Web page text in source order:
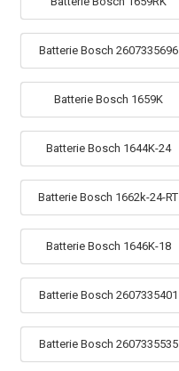
Batterie Bosch 2607335696
Batterie Bosch 1659K
Batterie Bosch 1644K-24
Batterie Bosch 1662k-24-RT
Batterie Bosch 1646K-18
Batterie Bosch 2607335401
Batterie Bosch 2607335535